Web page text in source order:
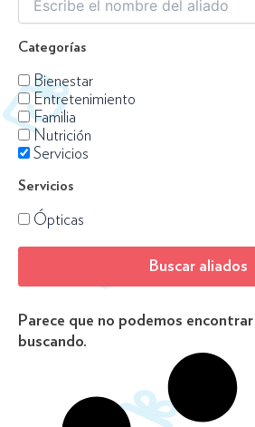
Categorías
Bienestar
Entretenimiento
Familia
Nutrición
Servicios
Servicios
Ópticas
Parece que no podemos
buscando.